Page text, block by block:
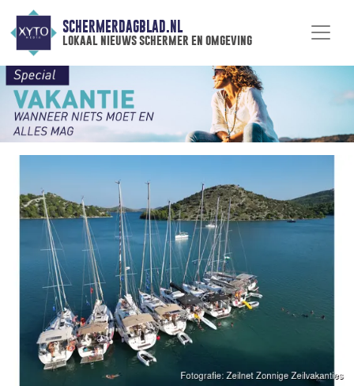
SCHERMERDAGBLAD.NL
lokaal nieuws schermer en omgeving